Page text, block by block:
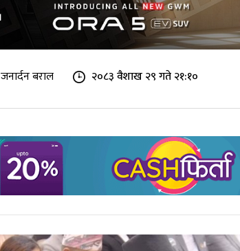
जनार्दन बराल २०८३ वैशाख २९ गते २१:१०